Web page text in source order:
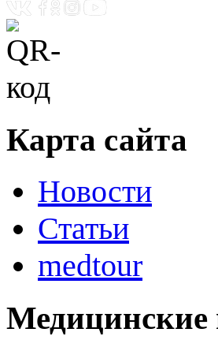
Карта сайта
Новости
Статьи
medtour
Медицинские